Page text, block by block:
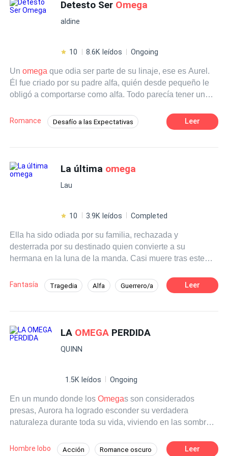
Detesto Ser Omega
aldine
10 8.6K leídos Ongoing
Unomega que odia ser parte de su linaje, ese es Aurel.
Él fue criado por su padre alfa, quién desde pequeño le
obligó a comportarse como alfa. Todo parecía tener un
la Luna puso a Aurel comoomega; todo su mundo se
derrumbo y recibió la espalda de su familia. Stephen es
caer ante los encantos del alfa y Stephen está dispuesto
a todo para que vuelva a ser feliz.
Romance Desafío a las Expectativas
Contemporánea Rebelde
Leer
La última omega
Lau
10 3.9K leídos Completed
Ella ha sido odiada por su familia, rechazada y
desterrada por su destinado quien convierte a su
hermana en la luna de la manda. Casi muere tras este
habitación desconocida. No sabe qué va ha hacer ahora
ni como será su vida. ¿Qué hará cuando su destinado
su corazón?
Fantasía Tragedia Alfa Guerrero/a Leer
LA OMEGA PERDIDA
QUINN
1.5K leídos Ongoing
En un mundo donde losOmegas son considerados
presas, Aurora ha logrado esconder su verdadera
naturaleza durante toda su vida, viviendo en las sombras
revelado por un Alfa despiadado y peligroso, quien no
Hombre lobo Acción Romance oscuro Leer